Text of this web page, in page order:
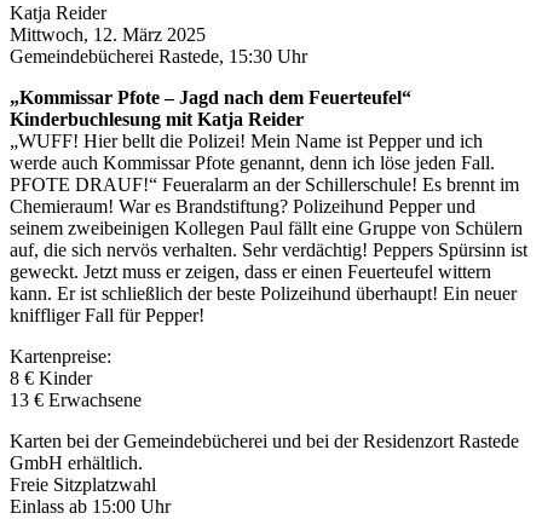
Katja Reider
Mittwoch, 12. März 2025
Gemeindebücherei Rastede, 15:30 Uhr
„Kommissar Pfote – Jagd nach dem Feuerteufel“
Kinderbuchlesung mit Katja Reider
„WUFF! Hier bellt die Polizei! Mein Name ist Pepper und ich
werde auch Kommissar Pfote genannt, denn ich löse jeden Fall.
PFOTE DRAUF!“ Feueralarm an der Schillerschule! Es brennt im
Chemieraum! War es Brandstiftung? Polizeihund Pepper und
seinem zweibeinigen Kollegen Paul fällt eine Gruppe von Schülern
auf, die sich nervös verhalten. Sehr verdächtig! Peppers Spürsinn ist
geweckt. Jetzt muss er zeigen, dass er einen Feuerteufel wittern
kann. Er ist schließlich der beste Polizeihund überhaupt! Ein neuer
kniffliger Fall für Pepper!
Kartenpreise:
8 € Kinder
13 € Erwachsene
Karten bei der Gemeindebücherei und bei der Residenzort Rastede
GmbH erhältlich.
Freie Sitzplatzwahl
Einlass ab 15:00 Uhr